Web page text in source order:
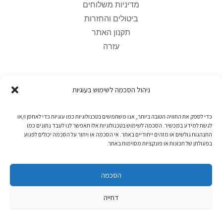
ניהול הסכמה לשימוש בעוגיות
כדי לספק את החוויה הטובה ביותר, אנו משתמשים בטכנולוגיות כמו עוגיות כדי לאחסן ו/או
לגשת למידע במכשיר. הסכמה לשימוש בטכנולוגיות אלו תאפשר לנו לעבד נתונים כמו
התנהגות גולשים או מזהים ייחודיים באתר. אי הסכמה או ויתור על הסכמה יכולים לפגוע
בפעולתן של תכונות או פונקציות מסוימות באתר.
הסכמה
דחייה
מדיניות משלוחים
ביטולים והחזרות
תקנון האתר
עזרה
ספרים אלקטרוניים
היכן הספרים שרכשתי?
איך קוראים ספרי ePub3?
איך קוראים ספרי Kindle?